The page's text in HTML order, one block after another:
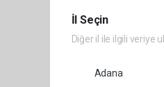
İl Seçin
Diğer il ile ilgili veriye
Adana